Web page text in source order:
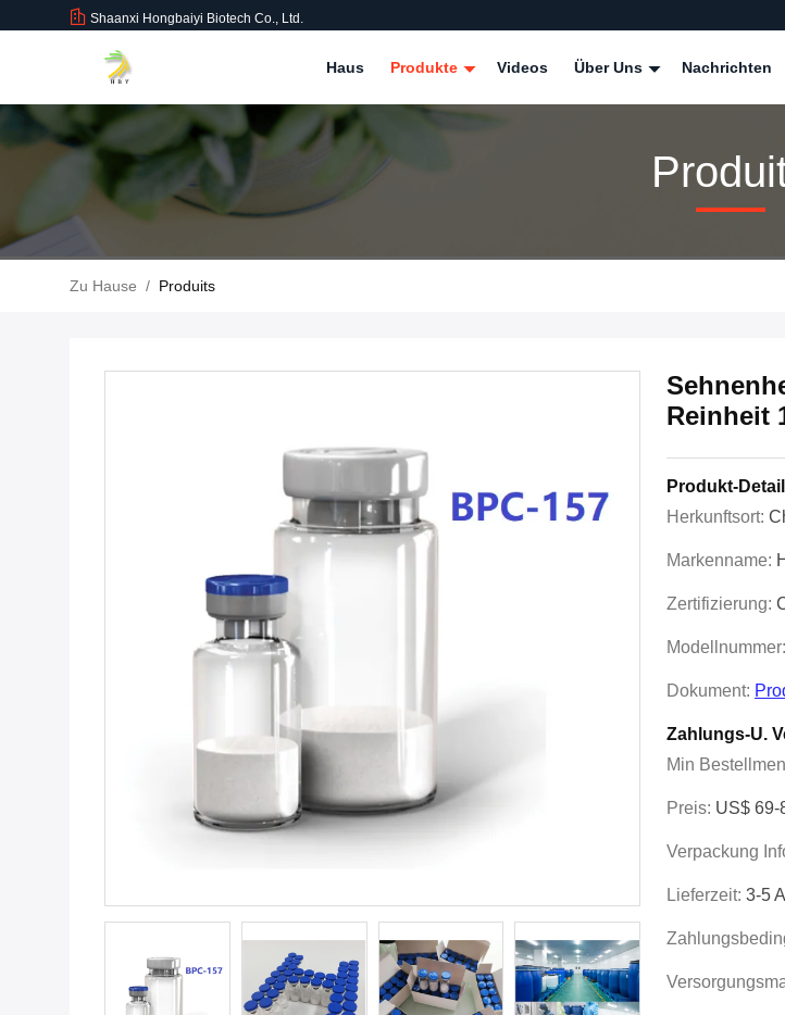
Shaanxi Hongbaiyi Biotech Co., Ltd.
Haus Produkte Videos Über Uns Nachrichten
Zu Hause / Produits
Reinheit
Produkt-
Herkunftsort:
Markenname:
Zertifizierung:
Modellnummer:
Dokument:
Zahlungs-U.
Min
Preis: US$ 69-
Verpackung
Lieferzeit: 3-5